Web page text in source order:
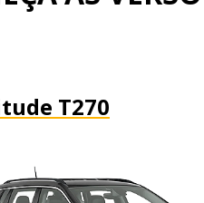
T270